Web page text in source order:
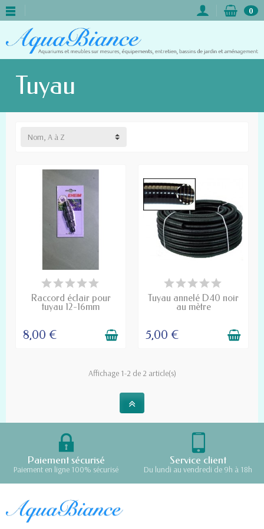
0
Tuyau
Nom, A à Z
PRODUIT DISPONIBLE À LA
COMMANDE
Raccord éclair pour
tuyau 12-16mm
8,00 €
PRODUIT DISPONIBLE À LA
COMMANDE
Tuyau annelé D40 noir
au mètre
5,00 €
Affichage 1-2 de 2 article(s)
Paiement sécurisé
Paiement en ligne 100% sécurisé
Service client
Du lundi au vendredi de 9h à 18h